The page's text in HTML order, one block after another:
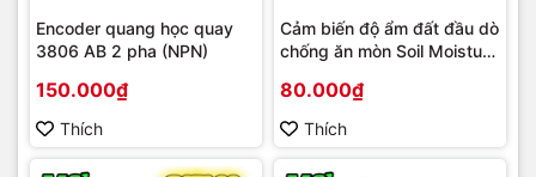
Encoder quang học quay
3806 AB 2 pha (NPN)
150.000₫
Thích
Cảm biến độ ẩm đất đầu dò
chống ăn mòn Soil Moisture
Resistance Probe
80.000₫
Thích